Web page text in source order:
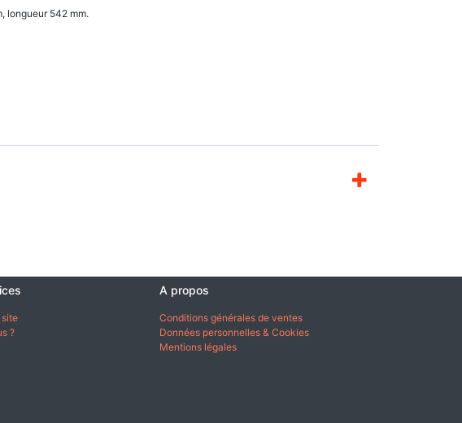
longueur 542 mm.
site
?
A propos
Conditions générales de ventes
Données personnelles & Cookies
Mentions légales